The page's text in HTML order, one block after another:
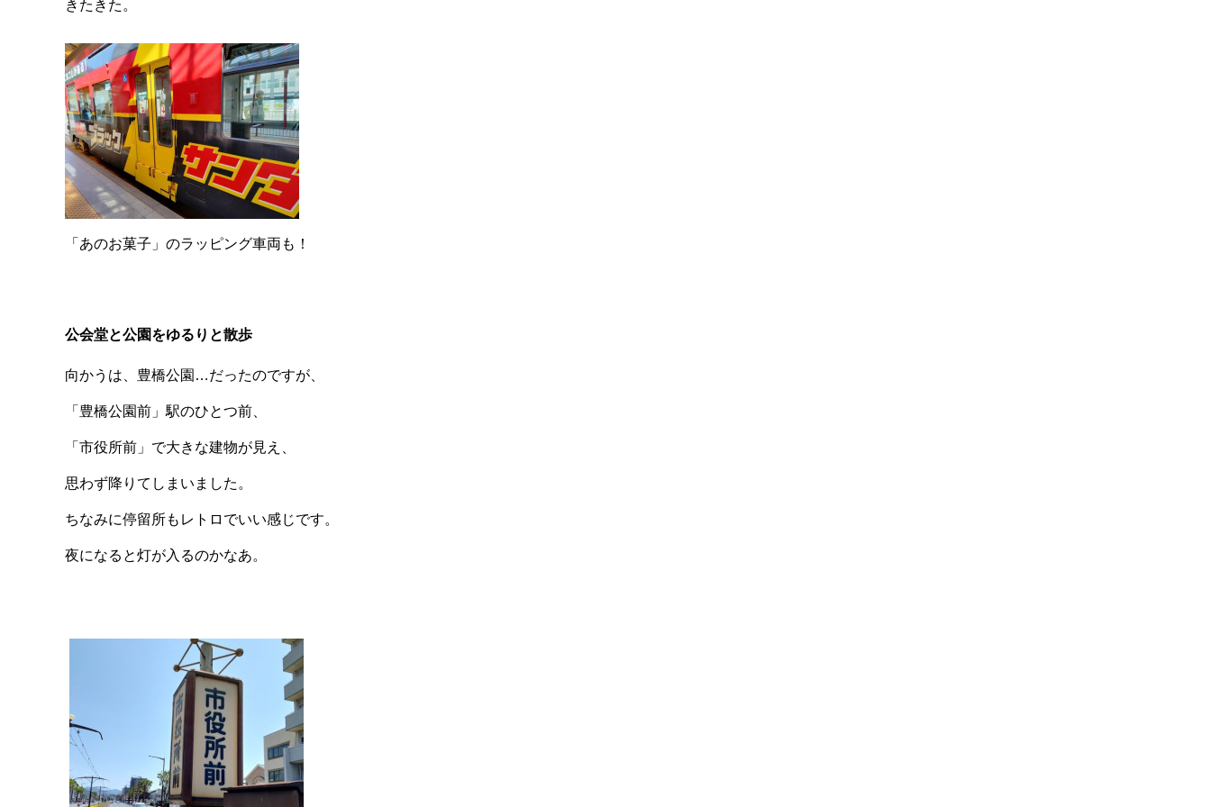
きたきた。
「あのお菓子」のラッピング車両も！
公会堂と公園をゆるりと散歩
向かうは、豊橋公園…だったのですが、
「豊橋公園前」駅のひとつ前、
「市役所前」で大きな建物が見え、
思わず降りてしまいました。
ちなみに停留所もレトロでいい感じです。
夜になると灯が入るのかなあ。